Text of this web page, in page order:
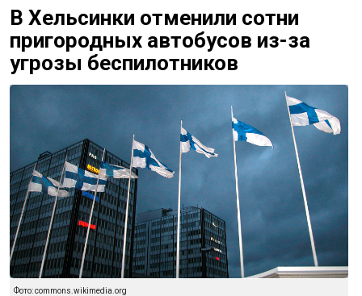
В Хельсинки отменили сотни
пригородных автобусов из-за
угрозы беспилотников
Фото: commons.wikimedia.org